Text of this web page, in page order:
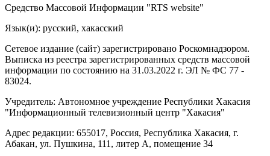
Средство Массовой Информации "RTS website"
Язык(и): русский, хакасский
Сетевое издание (сайт) зарегистрировано Роскомнадзором.
Выписка из реестра зарегистрированных средств массовой
информации по состоянию на 31.03.2022 г. ЭЛ № ФС 77 -
83024.
Учредитель: Автономное учреждение Республики Хакасия
"Информационный телевизионный центр "Хакасия"
Адрес редакции: 655017, Россия, Республика Хакасия, г.
Абакан, ул. Пушкина, 111, литер А, помещение 34